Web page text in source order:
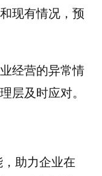
现有情况，预
经营的异常情
层及时应对。
助力企业在